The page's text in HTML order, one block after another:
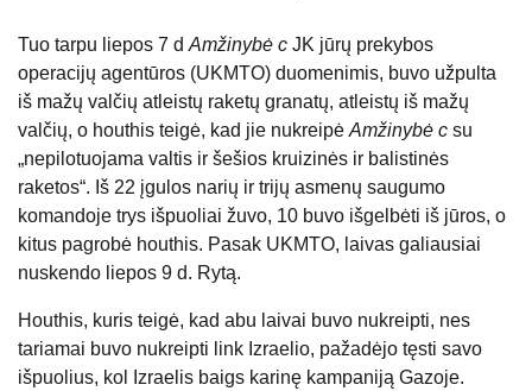
Tuo tarpu liepos 7 d Amžinybė c JK jūrų prekybos
operacijų agentūros (UKMTO) duomenimis, buvo užpulta
iš mažų valčių atleistų raketų granatų, atleistų iš mažų
valčių, o houthis teigė, kad jie nukreipė Amžinybė c su
„nepilotuojama valtis ir šešios kruizinės ir balistinės
raketos“. Iš 22 įgulos narių ir trijų asmenų saugumo
komandoje trys išpuoliai žuvo, 10 buvo išgelbėti iš jūros, o
kitus pagrobė houthis. Pasak UKMTO, laivas galiausiai
nuskendo liepos 9 d. Rytą.
Houthis, kuris teigė, kad abu laivai buvo nukreipti, nes
tariamai buvo nukreipti link Izraelio, pažadėjo tęsti savo
išpuolius, kol Izraelis baigs karinę kampaniją Gazoje.